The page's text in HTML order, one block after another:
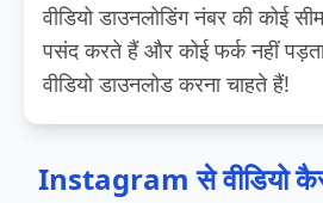
वीडियो डाउनलोडिंग नंबर की कोई
पसंद करते हैं और कोई फर्क नहीं
वीडियो डाउनलोड करना चाहते हैं!
Instagram से वीडियो